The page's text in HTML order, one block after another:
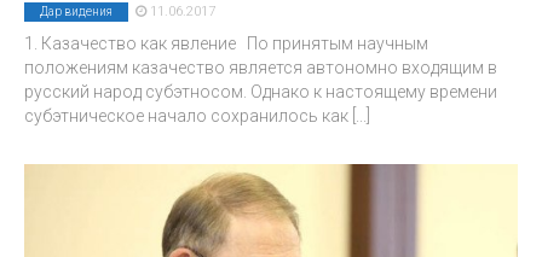
Дар видения 11.06.2017
1. Казачество как явление По принятым научным
положениям казачество является автономно входящим в
русский народ субэтносом. Однако к настоящему времени
субэтническое начало сохранилось как